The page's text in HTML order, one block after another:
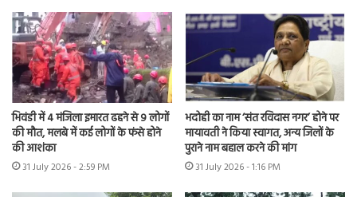
भिवंडी में 4 मंजिला इमारत ढहने से 9 लोगों
की मौत, मलबे में कई लोगों के फंसे होने
की आशंका
31 July 2026 - 2:59 PM
भदोही का नाम ‘संत रविदास नगर’ होने पर
मायावती ने किया स्वागत, अन्य जिलों के
पुराने नाम बहाल करने की मांग
31 July 2026 - 1:16 PM